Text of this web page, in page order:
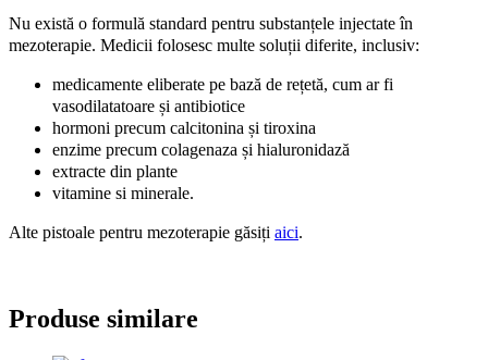
Nu există o formulă standard pentru substanțele injectate în
mezoterapie. Medicii folosesc multe soluții diferite, inclusiv:
medicamente eliberate pe bază de rețetă, cum ar fi
vasodilatatoare și antibiotice
hormoni precum calcitonina și tiroxina
enzime precum colagenaza și hialuronidază
extracte din plante
vitamine si minerale.
Alte pistoale pentru mezoterapie găsiți aici.
Produse similare